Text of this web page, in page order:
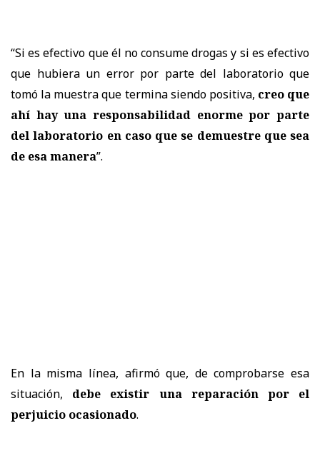
“Si es efectivo que él no consume drogas y si es efectivo
que hubiera un error por parte del laboratorio que
tomó la muestra que termina siendo positiva, creo que
ahí hay una responsabilidad enorme por parte
del laboratorio en caso que se demuestre que sea
de esa manera”.
En la misma línea, afirmó que, de comprobarse esa
situación, debe existir una reparación por el
perjuicio ocasionado.